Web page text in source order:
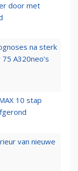
door met
na sterk
A320neo’s
10 stap
van nieuwe